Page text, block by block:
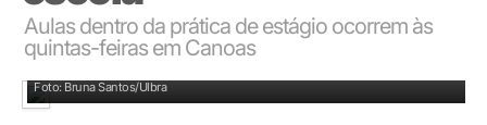
Aulas dentro da prática de estágio ocorrem às
quintas-feiras em Canoas
Foto: Bruna Santos/Ulbra